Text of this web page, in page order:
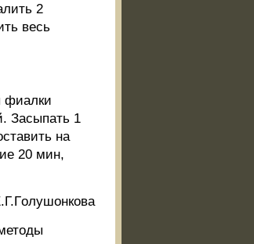
2
весь
фиалки
Засыпать 1
на
20 мин,